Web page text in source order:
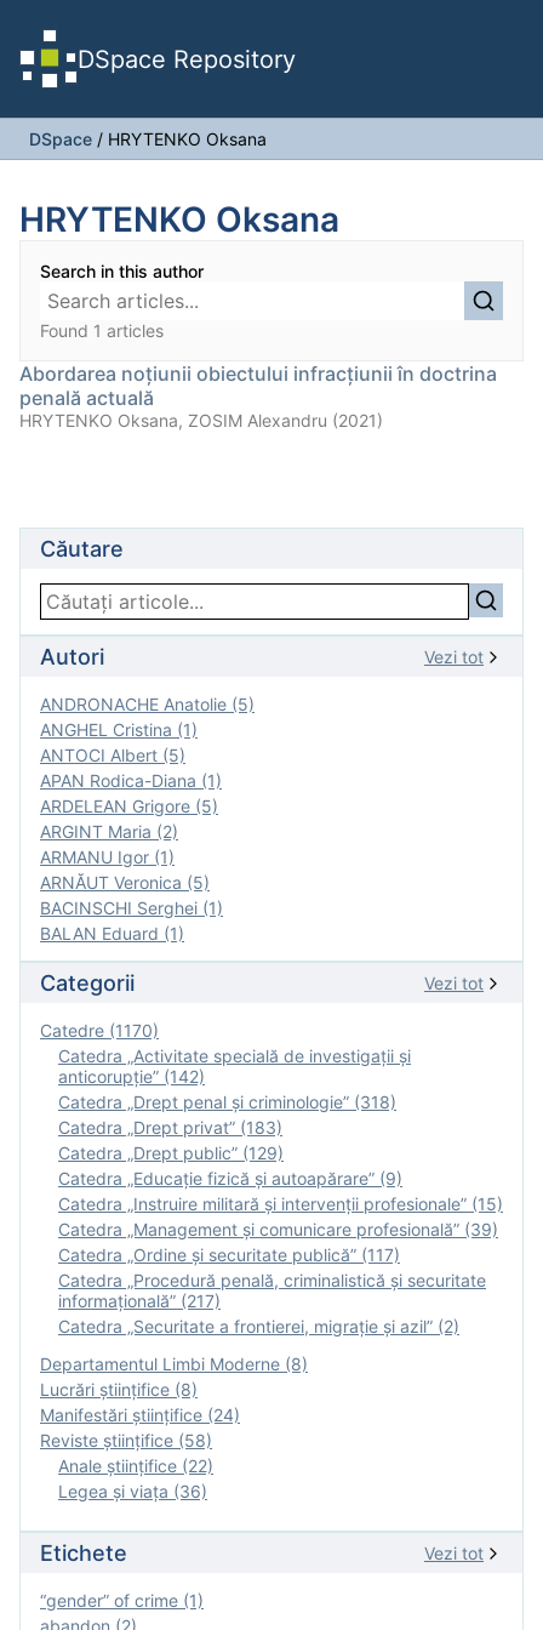
DSpace Repository
DSpace / HRYTENKO Oksana
HRYTENKO Oksana
Search in this author
Found 1 articles
Abordarea noţiunii obiectului infracţiunii în doctrina
penală actuală
HRYTENKO Oksana, ZOSIM Alexandru (2021)
Căutare
Autori Vezi tot
ANDRONACHE Anatolie (5)
ANGHEL Cristina (1)
ANTOCI Albert (5)
APAN Rodica-Diana (1)
ARDELEAN Grigore (5)
ARGINT Maria (2)
ARMANU Igor (1)
ARNĂUT Veronica (5)
BACINSCHI Serghei (1)
BALAN Eduard (1)
Categorii Vezi tot
Catedre (1170)
Catedra „Activitate specială de investigaţii şi
anticorupție” (142)
Catedra „Drept penal și criminologie” (318)
Catedra „Drept privat” (183)
Catedra „Drept public” (129)
Catedra „Educație fizică şi autoapărare” (9)
Catedra „Instruire militară şi intervenţii profesionale” (15)
Catedra „Management și comunicare profesională” (39)
Catedra „Ordine și securitate publică” (117)
Catedra „Procedură penală, criminalistică și securitate
informațională” (217)
Catedra „Securitate a frontierei, migrație și azil” (2)
Departamentul Limbi Moderne (8)
Lucrări științifice (8)
Manifestări ştiinţifice (24)
Reviste ştiinţifice (58)
Anale ştiinţifice (22)
Legea şi viaţa (36)
Etichete Vezi tot
“gender” of crime (1)
abandon (2)